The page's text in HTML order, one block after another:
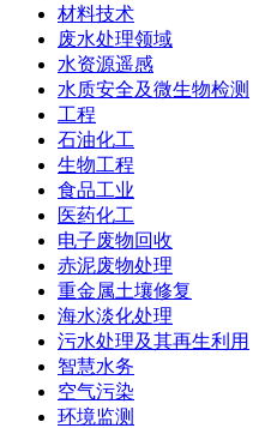
材料技术
废水处理领域
水资源遥感
水质安全及微生物检测
工程
石油化工
生物工程
食品工业
医药化工
电子废物回收
赤泥废物处理
重金属土壤修复
海水淡化处理
污水处理及其再生利用
智慧水务
空气污染
环境监测